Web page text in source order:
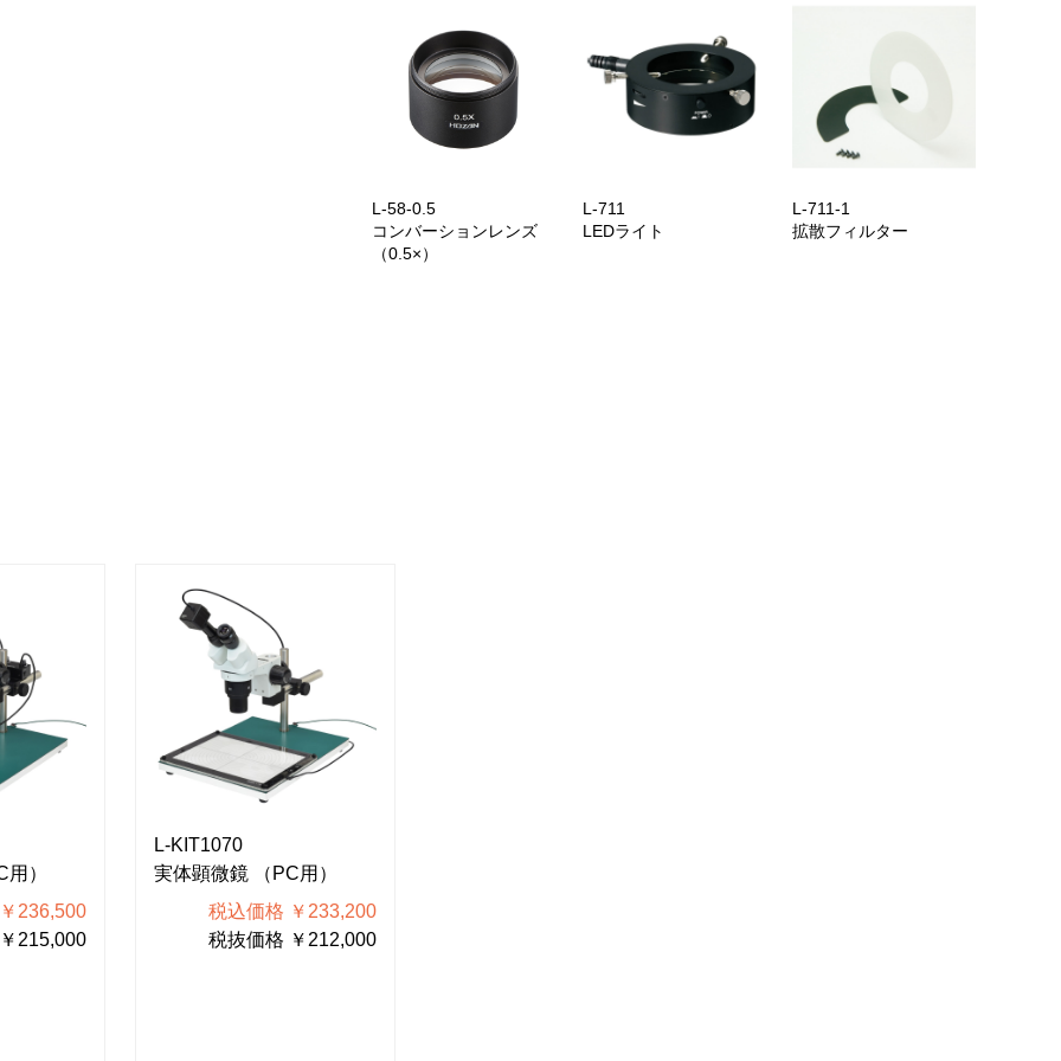
L-58-0.5
コンバーションレンズ
（0.5×）
L-711
LEDライト
L-711-1
拡散フィルター
）
236,500
215,000
L-KIT1070
実体顕微鏡 （PC用）
税込価格 ￥233,200
税抜価格 ￥212,000